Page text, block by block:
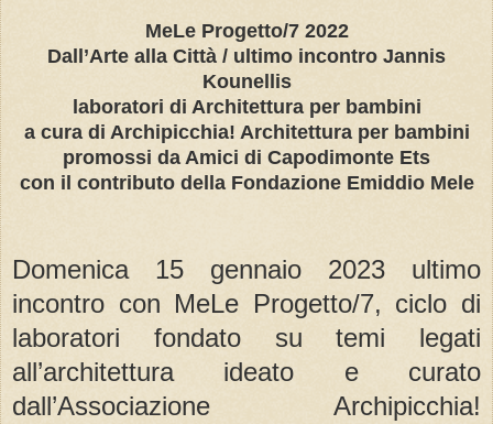
MeLe Progetto/7 2022
Dall’Arte alla Città / ultimo incontro Jannis
Kounellis
laboratori di Architettura per bambini
a cura di Archipicchia! Architettura per bambini
promossi da Amici di Capodimonte Ets
con il contributo della Fondazione Emiddio Mele
Domenica 15 gennaio 2023 ultimo
incontro con MeLe Progetto/7, ciclo di
laboratori fondato su temi legati
all’architettura ideato e curato
dall’Associazione Archipicchia!